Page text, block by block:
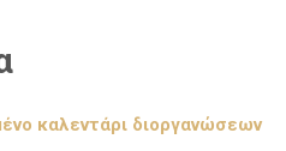
καλεντάρι διοργανώσεων